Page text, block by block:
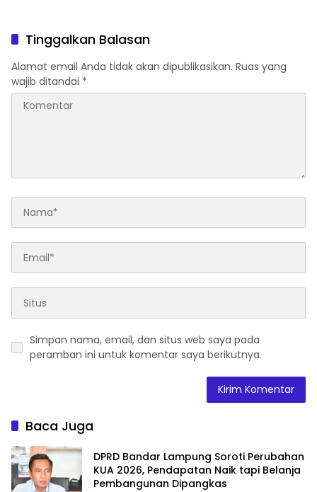
Tinggalkan Balasan
Alamat email Anda tidak akan dipublikasikan. Ruas yang
wajib ditandai *
Simpan nama, email, dan situs web saya pada
peramban ini untuk komentar saya berikutnya.
Baca Juga
DPRD Bandar Lampung Soroti Perubahan
KUA 2026, Pendapatan Naik tapi Belanja
Pembangunan Dipangkas